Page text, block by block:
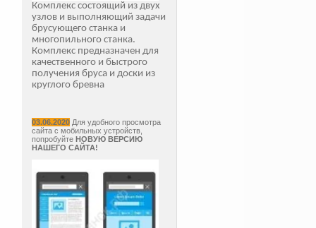
Комплекс состоящий из двух
узлов и выполняющий задачи
брусующего станка и
многопильного станка.
Комплекс предназначен для
качественного и быстрого
получения бруса и доски из
круглого бревна
03.06.2020 Для удобного просмотра
сайта с мобильных устройств,
попробуйте НОВУЮ ВЕРСИЮ
НАШЕГО САЙТА!